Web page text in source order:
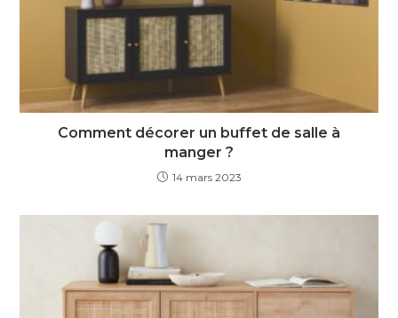
Comment décorer un buffet de salle à
manger ?
14 mars 2023